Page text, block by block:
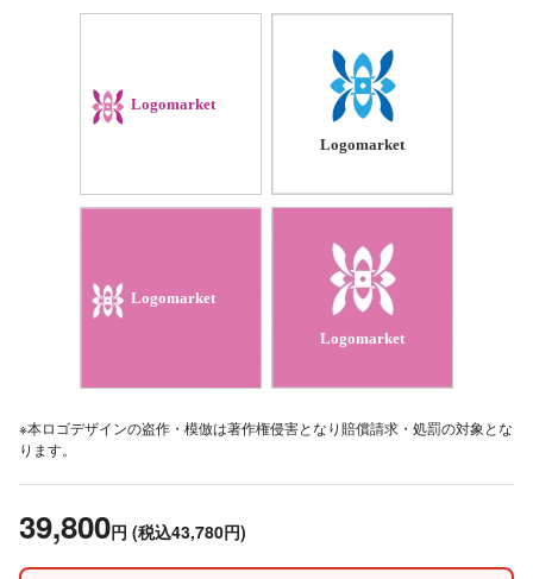
Logomarket
Logomarket
Logomarket
Logomarket
※本ロゴデザインの盗作・模倣は著作権侵害となり賠償請求・処罰の対象とな
ります。
39,800円 (税込43,780円)